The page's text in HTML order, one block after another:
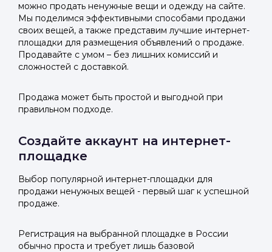
можно продать ненужные вещи и одежду на сайте.
Мы поделимся эффективными способами продажи
своих вещей, а также представим лучшие интернет-
площадки для размещения объявлений о продаже.
Продавайте с умом – без лишних комиссий и
сложностей с доставкой.
Продажа может быть простой и выгодной при
правильном подходе.
Создайте аккаунт на интернет-
площадке
Выбор популярной интернет-площадки для
продажи ненужных вещей - первый шаг к успешной
продаже.
Регистрация на выбранной площадке в России
обычно проста и требует лишь базовой